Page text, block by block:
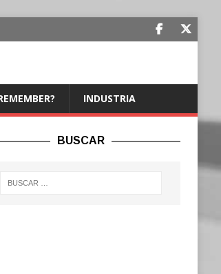
INDUSTRIA
BUSCAR